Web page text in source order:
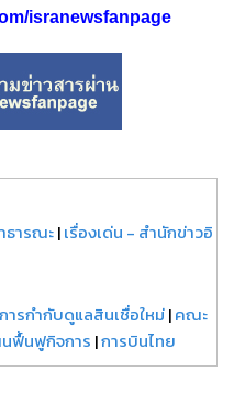
isranewsfanpage
ธารณะ|เรื่องเด่น - สำนักข่าวอิ
รกำกับดูแลสินเชื่อใหม่|คณะ
ฟื้นฟูกิจการ |การบินไทย